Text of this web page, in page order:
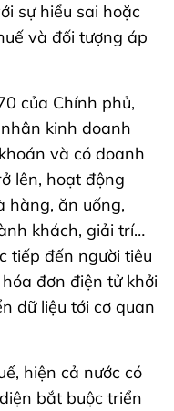
sự hiểu sai hoặc
và đối tượng áp
của Chính phủ,
kinh doanh
và có doanh
lên, hoạt động
hàng, ăn uống,
khách, giải trí…
tiếp đến người tiêu
đơn điện tử khởi
dữ liệu tới cơ quan
hiện cả nước có
bắt buộc triển